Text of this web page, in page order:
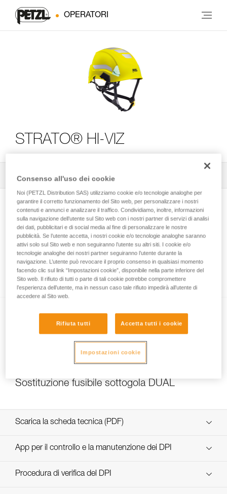
OPERATORI
STRATO® HI-VIZ
Tutti i consigli tecnici 2
Quale resistenza scegliere per il sottogola
DUAL?
Sostituzione fusibile sottogola DUAL
Scarica la scheda tecnica (PDF)
Technical Notice
App per il controllo e la manutenzione dei DPI
scopri ePPEcentre
Procedura di verifica del DPI
Consenso all'uso dei cookie
Noi (PETZL Distribution SAS) utilizziamo cookie e/o tecnologie analoghe per
garantire il corretto funzionamento del Sito web, per personalizzare i nostri
contenuti e annunci e analizzare il traffico. Condividiamo, inoltre, informazioni
sulla navigazione dell’utente sul Sito web con i nostri partner di servizi di analisi
dei dati, pubblicitari e di social media al fine di personalizzare le nostre
pubblicità. Se l’utente accetta, i nostri cookie e/o tecnologie analoghe saranno
attivi solo sul Sito web e non seguiranno l’utente su altri siti. I cookie e/o
tecnologie analoghe dei nostri partner seguiranno l’utente durante la
navigazione. L’utente può revocare il proprio consenso in qualsiasi momento
facendo clic sul link “Impostazioni cookie”, disponibile nella parte inferiore del
Sito web. Il rifiuto di tutti o parte di tali cookie potrebbe compromettere
l’esperienza dell’utente, ma in nessun caso tale rifiuto impedirà all’utente di
accedere al Sito web.
Rifiuta tutti Accetta tutti i cookie
Impostazioni cookie